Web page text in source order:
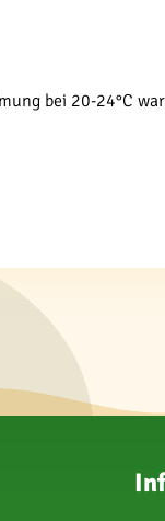
bei 20-24°C